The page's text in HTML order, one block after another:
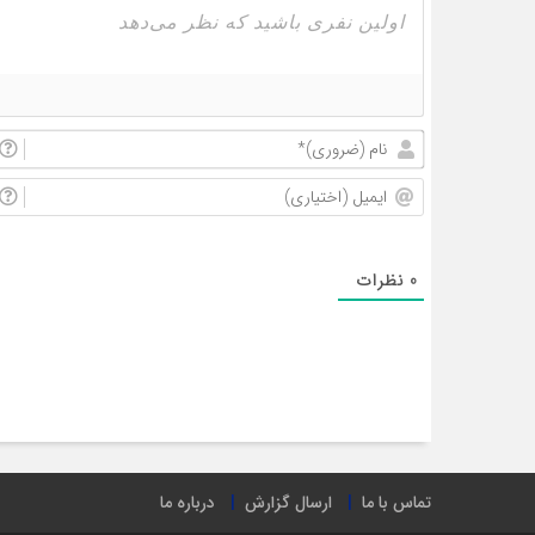
0 نظرات
تماس با ما ارسال گزارش درباره ما